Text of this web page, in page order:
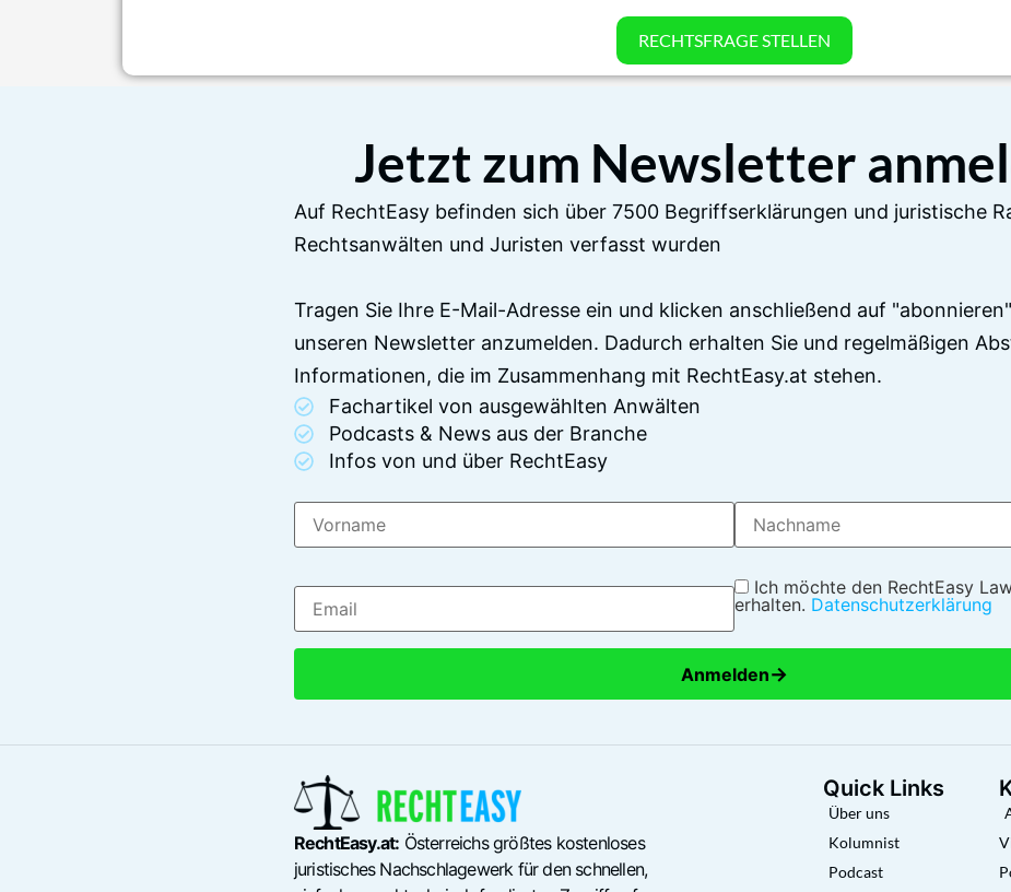
RECHTSFRAGE STELLEN
Jetzt zum Newsletter
Auf RechtEasy befinden sich über 7500 Begriffserklärungen und juristische
Rechtsanwälten und Juristen verfasst wurden
Tragen Sie Ihre E-Mail-Adresse ein und klicken anschließend auf
unseren Newsletter anzumelden. Dadurch erhalten Sie und regelmäßigen
Informationen, die im Zusammenhang mit RechtEasy.at stehen.
Fachartikel von ausgewählten Anwälten
Podcasts & News aus der Branche
Infos von und über RechtEasy
Ich möchte den RechtEasy
erhalten. Datenschutzerklärung
Anmelden→
RechtEasy.at: Österreichs größtes kostenloses
juristisches Nachschlagewerk für den schnellen,
Quick Links
Über uns
Kolumnist
Podcast